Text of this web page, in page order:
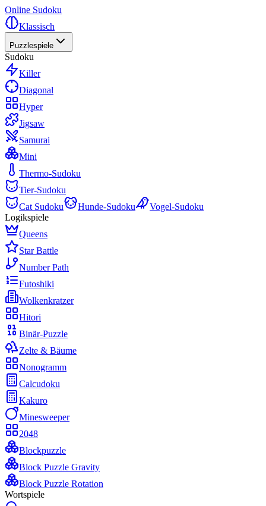
Online Sudoku
Klassisch
Puzzlespiele
Sudoku
Killer
Diagonal
Hyper
Jigsaw
Samurai
Mini
Thermo-Sudoku
Tier-Sudoku
Cat Sudoku
Hunde-Sudoku
Vogel-Sudoku
Logikspiele
Queens
Star Battle
Number Path
Futoshiki
Wolkenkratzer
Hitori
Binär-Puzzle
Zelte & Bäume
Nonogramm
Calcudoku
Kakuro
Minesweeper
2048
Blockpuzzle
Block Puzzle Gravity
Block Puzzle Rotation
Wortspiele